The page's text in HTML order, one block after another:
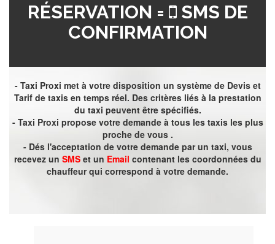
RÉSERVATION =
SMS DE
CONFIRMATION
- Taxi Proxi met à votre disposition un système de Devis et
Tarif de taxis en temps réel. Des critères liés à la prestation
du taxi peuvent être spécifiés.
- Taxi Proxi propose votre demande à tous les taxis les plus
proche de vous .
- Dés l'acceptation de votre demande par un taxi, vous
recevez un SMSet un Email contenant les coordonnées du
chauffeur qui correspond à votre demande.